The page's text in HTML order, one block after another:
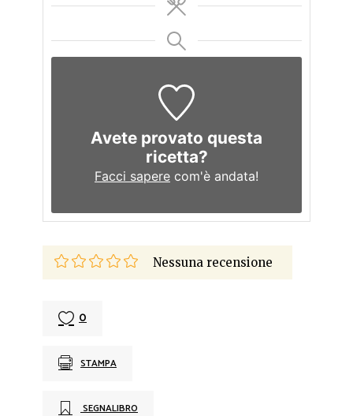
Avete provato questa
ricetta?
Facci sapere com'è andata!
Nessuna recensione
0
STAMPA
SEGNALIBRO